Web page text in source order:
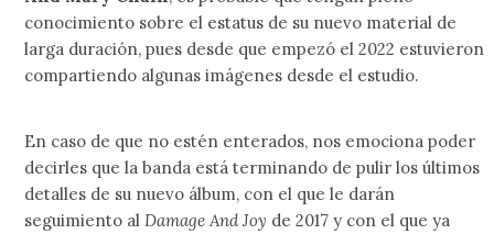
conocimiento sobre el estatus de su nuevo material de
larga duración, pues desde que empezó el 2022 estuvieron
compartiendo algunas imágenes desde el estudio.
En caso de que no estén enterados, nos emociona poder
decirles que la banda está terminando de pulir los últimos
detalles de su nuevo álbum, con el que le darán
seguimiento al Damage And Joy de 2017 y con el que ya